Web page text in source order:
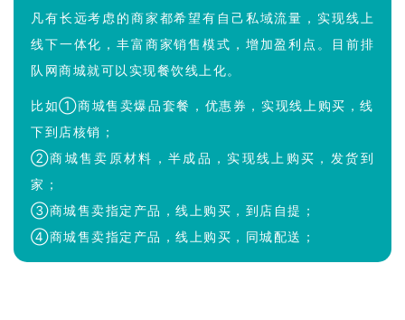
凡有长远考虑的商家都希望有自己私域流量，实现线上
线下一体化，丰富商家销售模式，增加盈利点。目前排
队网商城就可以实现餐饮线上化。
比如①商城售卖爆品套餐，优惠券，实现线上购买，线
下到店核销；
②商城售卖原材料，半成品，实现线上购买，发货到
家；
③商城售卖指定产品，线上购买，到店自提；
④商城售卖指定产品，线上购买，同城配送；